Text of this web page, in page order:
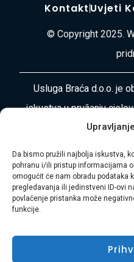
Da bismo pružili najbolja iskustva,
pohranu i/ili pristup informacijama
omogućit će nam obradu podataka
pregledavanja ili jedinstveni ID-ovi
povlačenje pristanka može
funkcije.
KontaktUvjeti
© Copyright 2025.
Usluga Braća d.o.o. je
iskustva u pružanju
otpada, čišćenja i
vaša
Adresa: